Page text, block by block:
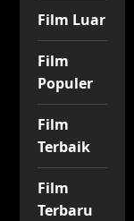
Film Luar
Film
Populer
Film
Terbaik
Film
Terbaru